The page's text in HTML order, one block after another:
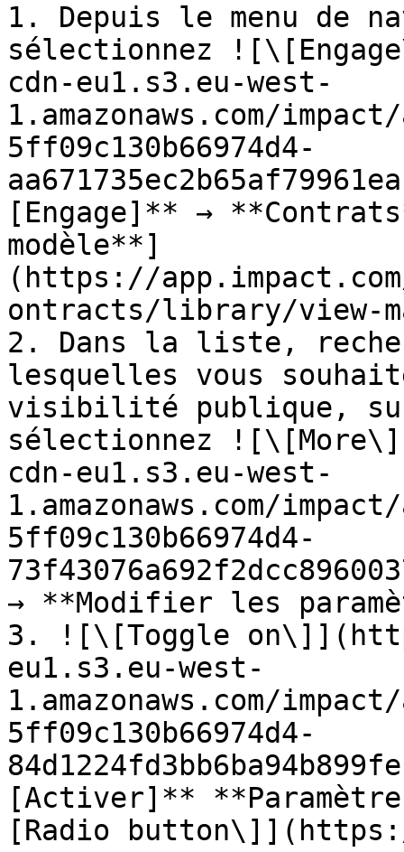
1. Depuis le menu de
sélectionnez
cdn-eu1.s3.eu-west-
1.amazonaws.com/
5ff09c130b66974d4-
[Engage]** →
modèle**]
(https://
ontracts/library/view-
2. Dans la liste,
lesquelles vous
visibilité publique,
sélectionnez
cdn-eu1.s3.eu-west-
1.amazonaws.com/
5ff09c130b66974d4-
→ **Modifier les
3. ![\[Toggle
eu1.s3.eu-west-
1.amazonaws.com/
5ff09c130b66974d4-
[Activer]**
[Radio